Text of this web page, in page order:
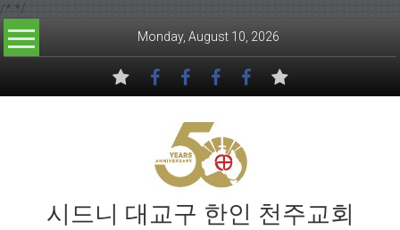
/* */
Skip to content
Monday, August 10, 2026
시드니 대교구 한인 천주교회